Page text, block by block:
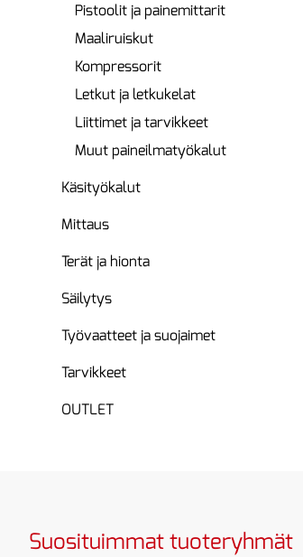
Pistoolit ja painemittarit
Maaliruiskut
Kompressorit
Letkut ja letkukelat
Liittimet ja tarvikkeet
Muut paineilmatyökalut
Käsityökalut
Mittaus
Terät ja hionta
Säilytys
Työvaatteet ja suojaimet
Tarvikkeet
OUTLET
Suosituimmat tuoteryhmät